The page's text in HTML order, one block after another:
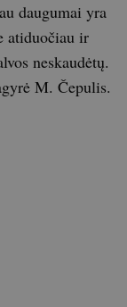
daugumai yra
atiduočiau ir
neskaudėtų.
M. Čepulis.